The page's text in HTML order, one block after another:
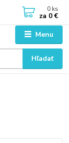
Menu
Hľadať
0 ks
za 0 €